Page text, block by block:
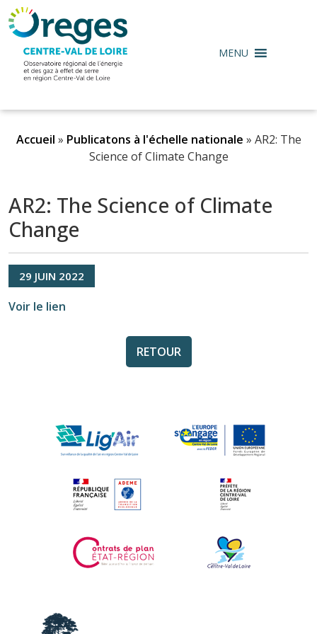
MENU
Accueil » Publicatons à l'échelle nationale » AR2: The
Science of Climate Change
AR2: The Science of Climate
Change
29 JUIN 2022
Voir le lien
RETOUR